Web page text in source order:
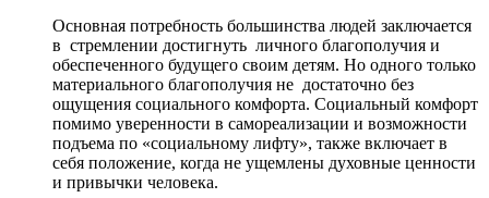
Основная потребность большинства людей заключается
в стремлении достигнуть личного благополучия и
обеспеченного будущего своим детям. Но одного только
материального благополучия не достаточно без
ощущения социального комфорта. Социальный комфорт
помимо уверенности в самореализации и возможности
подъема по «социальному лифту», также включает в
себя положение, когда не ущемлены духовные ценности
и привычки человека.